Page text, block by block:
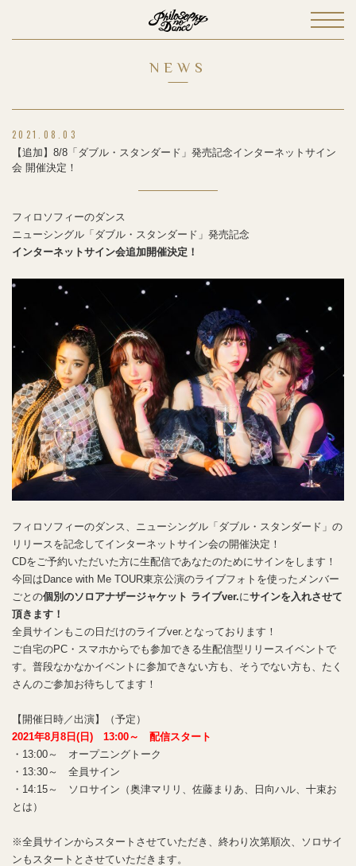
NEWS
2021.08.03
【追加】8/8「ダブル・スタンダード」発売記念インターネットサイン
会 開催決定！
フィロソフィーのダンス
ニューシングル「ダブル・スタンダード」発売記念
インターネットサイン会追加開催決定！
フィロソフィーのダンス、ニューシングル「ダブル・スタンダード」の
リリースを記念してインターネットサイン会の開催決定！
CDをご予約いただいた方に生配信であなたのためにサインをします！
今回はDance with Me TOUR東京公演のライブフォトを使ったメンバー
ごとの個別のソロアナザージャケット ライブver.にサインを入れさせて
頂きます！
全員サインもこの日だけのライブver.となっております！
ご自宅のPC・スマホからでも参加できる生配信型リリースイベントで
す。普段なかなかイベントに参加できない方も、そうでない方も、たく
さんのご参加お待ちしてます！
【開催日時／出演】（予定）
2021年8月8日(日) 13:00～ 配信スタート
・13:00～ オープニングトーク
・13:30～ 全員サイン
・14:15～ ソロサイン（奥津マリリ、佐藤まりあ、日向ハル、十束お
とは）
※全員サインからスタートさせていただき、終わり次第順次、ソロサイ
ンもスタートとさせていただきます。